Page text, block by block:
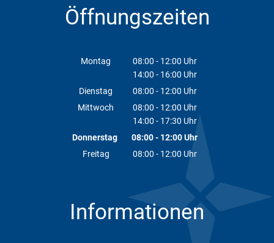
Öffnungszeiten
Montag 08:00 - 12:00 Uhr
Von 08:00 bis 12:00 Uhr
14:00 - 16:00 Uhr
Von 14:00 bis 16:00 Uhr
Dienstag 08:00 - 12:00 Uhr
Von 08:00 bis 12:00 Uhr
Mittwoch 08:00 - 12:00 Uhr
Von 08:00 bis 12:00 Uhr
14:00 - 17:30 Uhr
Von 14:00 bis 17:30 Uhr
Donnerstag 08:00- 12:00Uhr
Von 08:00 bis 12:00 Uhr
Freitag 08:00 - 12:00 Uhr
Von 08:00 bis 12:00 Uhr
Informationen